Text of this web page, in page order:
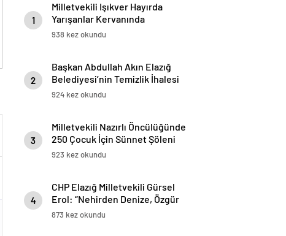
1
Milletvekili Işıkver Hayırda
Yarışanlar Kervanında
938 kez okundu
2
Başkan Abdullah Akın Elazığ
Belediyesi’nin Temizlik İhalesi
Hakkında Suç Duyurusunda
924 kez okundu
3
Milletvekili Nazırlı Öncülüğünde
250 Çocuk İçin Sünnet Şöleni
Düzenlendi
923 kez okundu
4
CHP Elazığ Milletvekili Gürsel
Erol: “Nehirden Denize, Özgür
Filistin”
873 kez okundu